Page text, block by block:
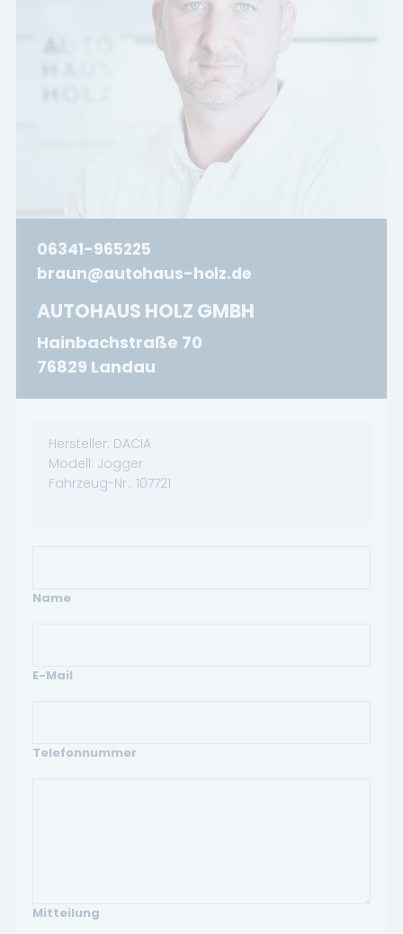
06341-965225
braun@autohaus-holz.de
AUTOHAUS HOLZ GMBH
Hainbachstraße 70
76829 Landau
Hersteller: DACIA
Modell: Jogger
Fahrzeug-Nr.: 107721
Name
E-Mail
Telefonnummer
Mitteilung